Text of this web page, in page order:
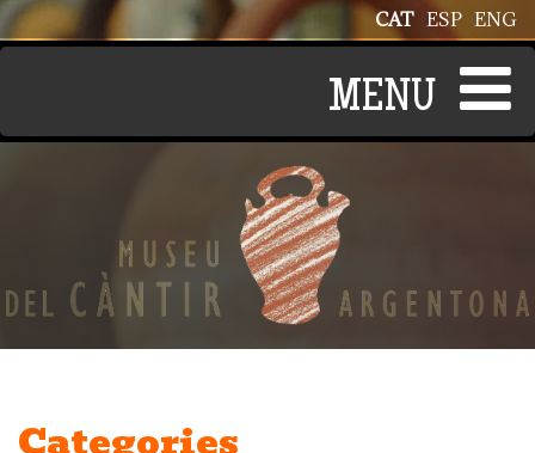
Vés al contingut ENG
ESP
CAT